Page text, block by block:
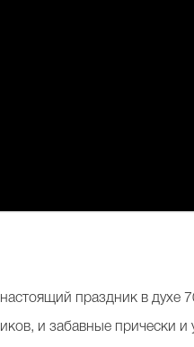
праздник в духе
и забавные прически